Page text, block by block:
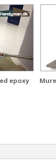
epoxy